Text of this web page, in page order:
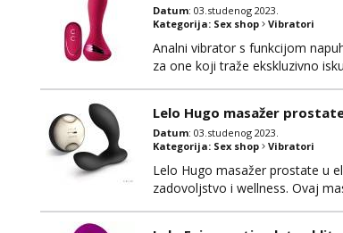
Datum: 03.studenog 2023.
Kategorija: Sex shop Vibratori
Analni vibrator s funkcijom
za one koji traže ekskluzivno
Lelo Hugo masažer
Datum: 03.studenog 2023.
Kategorija: Sex shop Vibratori
Lelo Hugo masažer prostate u
zadovoljstvo i wellness. Ovaj